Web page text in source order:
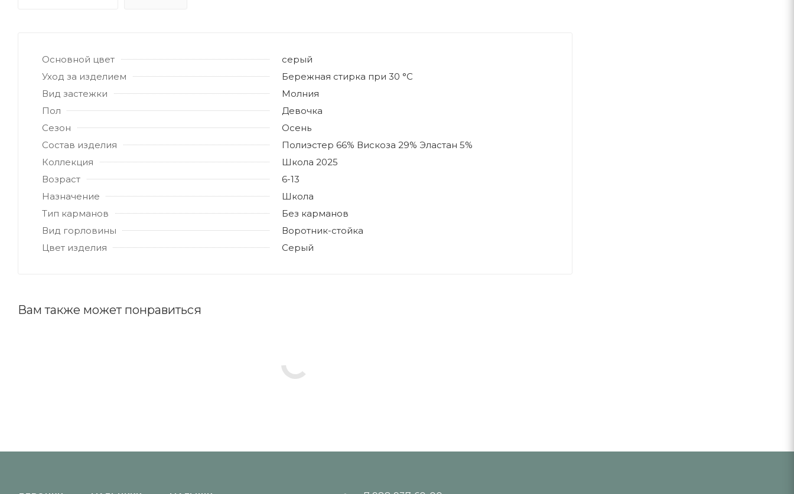
Основной цвет
серый
Уход за изделием
Бережная стирка при 30 °C
Вид застежки
Молния
Пол
Девочка
Сезон
Осень
Состав изделия
Полиэстер 66% Вискоза 29% Эластан 5%
Коллекция
Школа 2025
Возраст
6-13
Назначение
Школа
Тип карманов
Без карманов
Вид горловины
Воротник-стойка
Цвет изделия
Серый
Вам также может понравиться